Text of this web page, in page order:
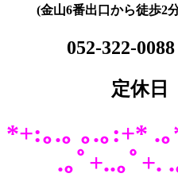
(金山6番出口から徒歩2
052-322-0088
定休
*+:｡.｡ ｡.｡:+* .
.｡ﾟ+..｡ﾟ+. .